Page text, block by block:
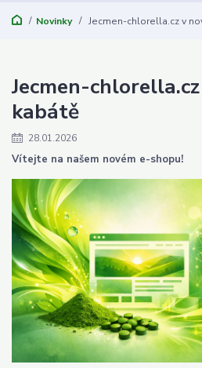
Novinky Jecmen-chlorella.cz v
Jecmen-
kabátě
28.01.2026
Vítejte na našem novém e-shopu!